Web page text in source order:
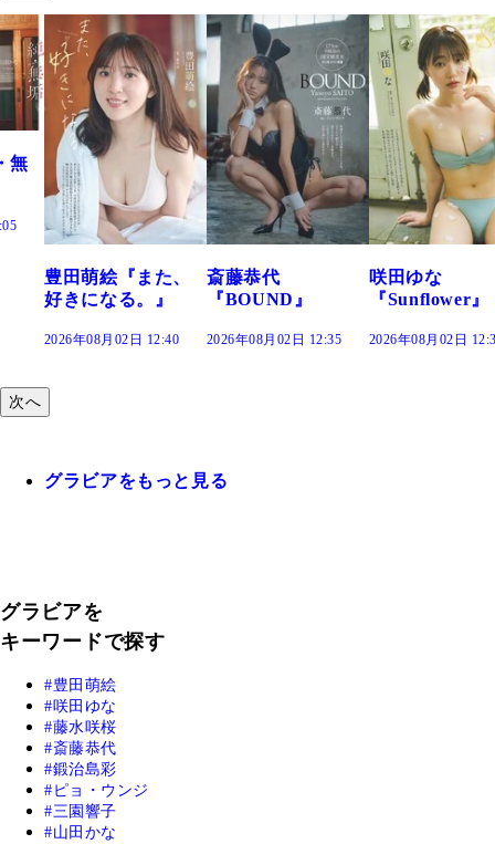
豊田萌絵『また、
好きになる。』
2026年08月02日 12:40
斎藤恭代
『BOUND』
2026年08月02日 12:35
咲田ゆな
『Sunflower』
2026年08月02日
無
次へ
グラビアをもっと見る
グラビアを
キーワードで探す
豊田萌絵
咲田ゆな
藤水咲桜
斎藤恭代
鍛治島彩
ピョ・ウンジ
三園響子
山田かな